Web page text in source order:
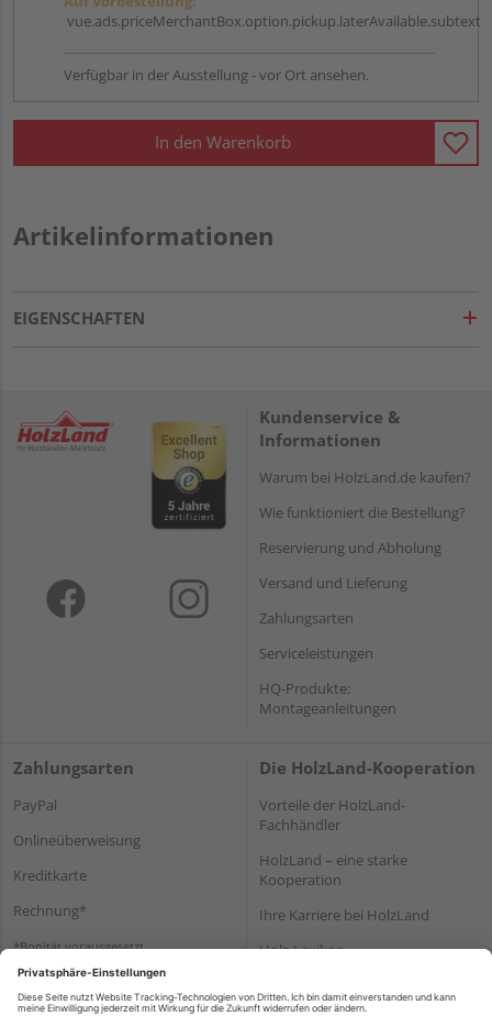
vue.ads.priceMerchantBox.option.pickup.laterAvailable.subtext
Verfügbar in der Ausstellung - vor Ort ansehen.
In den Warenkorb
Artikelinformationen
EIGENSCHAFTEN
Kundenservice &
Informationen
Warum bei HolzLand.de kaufen?
Wie funktioniert die Bestellung?
Reservierung und Abholung
Versand und Lieferung
Zahlungsarten
Serviceleistungen
HQ-Produkte:
Montageanleitungen
Zahlungsarten
PayPal
Onlineüberweisung
Kreditkarte
Rechnung*
*Bonität vorausgesetzt
Die HolzLand-Kooperation
Vorteile der HolzLand-
Fachhändler
HolzLand – eine starke
Kooperation
Ihre Karriere bei HolzLand
Holz-Lexikon